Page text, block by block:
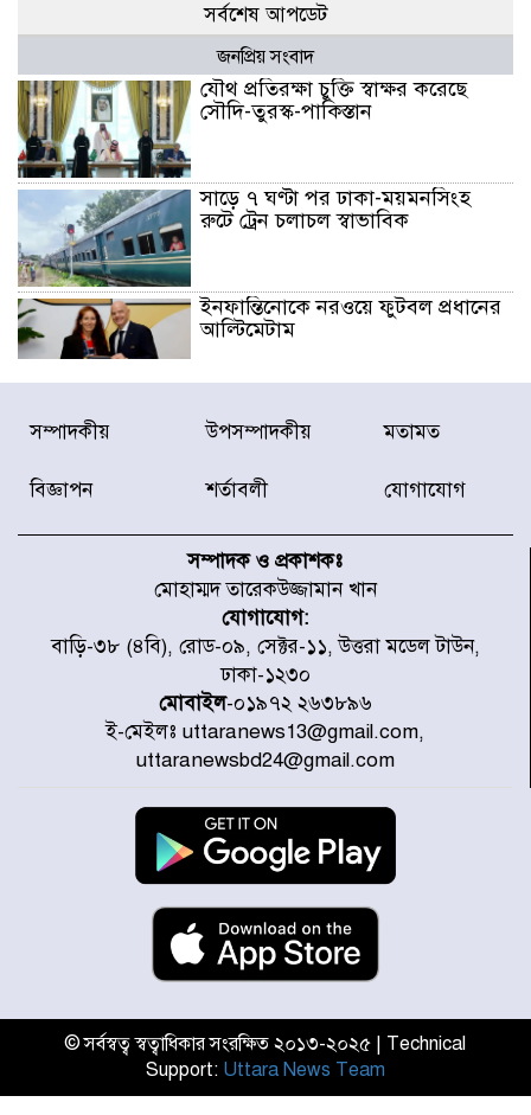
সর্বশেষ আপডেট
জনপ্রিয় সংবাদ
যৌথ প্রতিরক্ষা চুক্তি স্বাক্ষর করেছে
সৌদি-তুরস্ক-পাকিস্তান
সাড়ে ৭ ঘণ্টা পর ঢাকা-ময়মনসিংহ
রুটে ট্রেন চলাচল স্বাভাবিক
ইনফান্তিনোকে নরওয়ে ফুটবল প্রধানের
আল্টিমেটাম
দেশে ভারি বৃষ্টির সতর্কবার্তা, ১০
জেলায় বন্যার পূর্বাভাস
স্থাপনের উদ্যোগ চান মিয়া ব্যাপারীর
৭ জেলায় ঝোড়ো হাওয়াসহ বজ্রবৃষ্টির
শঙ্কা
বগুড়া ও সিলেটে সড়ক দুর্ঘটনায় নিহত
১৫
জুলাইয়ে দেশজুড়ে ৪৫৮টি সড়ক
দুর্ঘটনায় ৪১৬ জন নিহত হয়েছেন
হারিয়ে যাওয়া শিশুকে পরিবারের কাছে
ফিরিয়ে প্রশংসায় ভাসছেন খিলক্ষেত
আজ থেকে উন্মুক্ত ‘জুলাই গণঅভ্যুত্থান
স্মৃতি জাদুঘর
সম্পাদকীয় উপসম্পাদকীয় মতামত
বিজ্ঞাপন শর্তাবলী যোগাযোগ
সম্পাদক ও প্রকাশকঃ
মোহাম্মদ তারেকউজ্জামান খান
যোগাযোগ:
বাড়ি-৩৮ (৪বি), রোড-০৯, সেক্টর-১১, উত্তরা মডেল টাউন,
ঢাকা-১২৩০
মোবাইল-০১৯৭২ ২৬৩৮৯৬
ই-মেইলঃ uttaranews13@gmail.com,
uttaranewsbd24@gmail.com
© সর্বস্বত্ব স্বত্বাধিকার সংরক্ষিত ২০১৩-২০২৫ | Technical
Support: Uttara News Team